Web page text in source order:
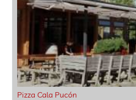
Pizza Cala Pucón